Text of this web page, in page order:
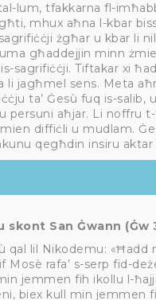
lum, tfakkarna fl-
mhux aħna l-kbar
żgħar u kbar li
għaddejjin minn
sagrifiċċji. Tiftakar xi
li jagħmel sens. Meta
ta’ Ġesù fuq is-
persuni aħjar. Li noffru
diffiċli u mudlam.
qegħdin insiru aktar
San Ġwann (Ġw
qal lil Nikodemu:
Mosè rafa’ s-serp fid-
jemmen fih ikollu l-
biex kull min jemmen